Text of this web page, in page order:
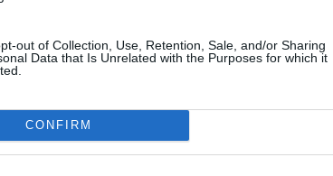
out of Collection, Use, Retention, Sale, and/or Sharing
Data that Is Unrelated with the Purposes for which it
CONFIRM